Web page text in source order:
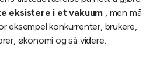
eksistere i et vakuum , men må
eksempel konkurrenter, brukere,
økonomi og så videre.